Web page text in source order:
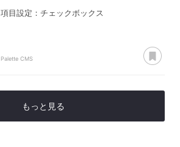
項目設定：チェックボックス
Palette CMS
もっと見る